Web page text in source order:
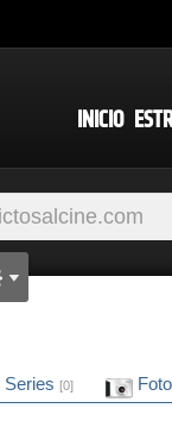
INICIO
Series [0]